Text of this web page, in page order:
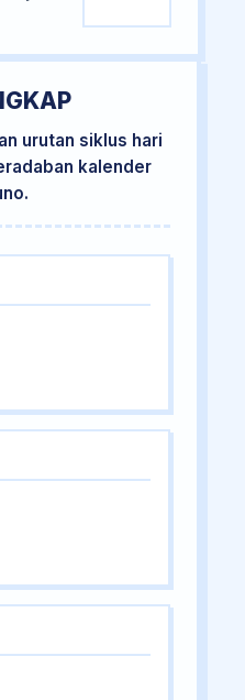
urutan siklus hari
kalender